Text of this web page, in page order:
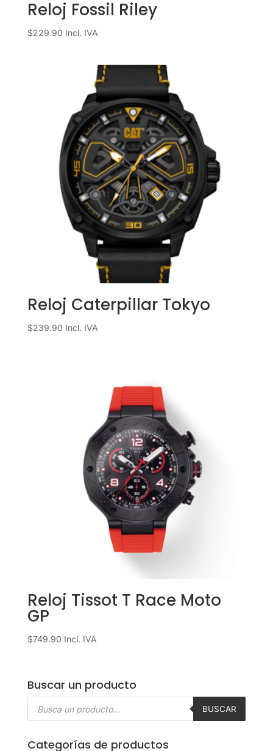
Reloj Fossil Riley
$229.90 Incl. IVA
Reloj Caterpillar Tokyo
$239.90 Incl. IVA
Reloj Tissot T Race Moto
GP
$749.90 Incl. IVA
Buscar un producto
Búsqueda
BUSCAR
Categorías de productos